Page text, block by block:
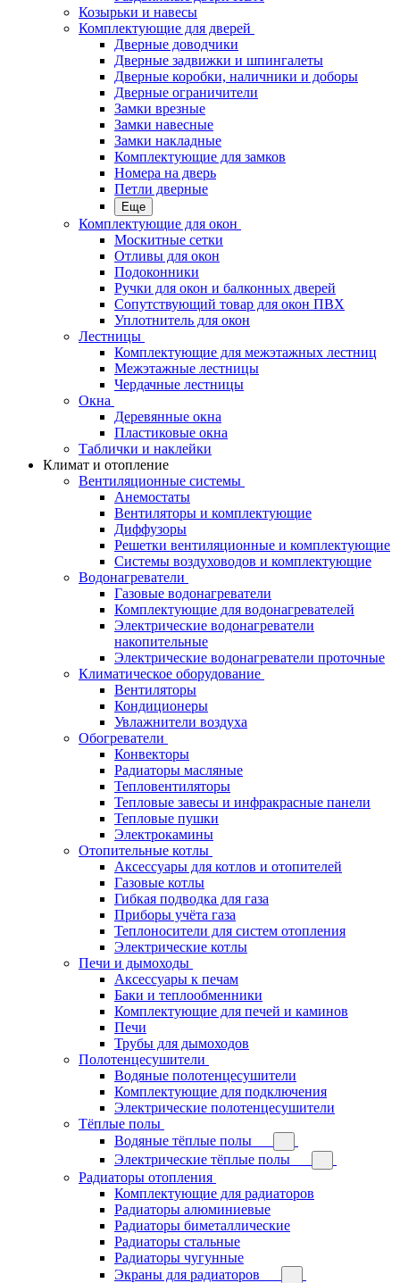
Козырьки и навесы
Комплектующие для дверей
Дверные доводчики
Дверные задвижки и шпингалеты
Дверные коробки, наличники и доборы
Дверные ограничители
Замки врезные
Замки навесные
Замки накладные
Комплектующие для замков
Номера на дверь
Петли дверные
Еще
Комплектующие для окон
Москитные сетки
Отливы для окон
Подоконники
Ручки для окон и балконных дверей
Сопутствующий товар для окон ПВХ
Уплотнитель для окон
Лестницы
Комплектующие для межэтажных лестниц
Межэтажные лестницы
Чердачные лестницы
Окна
Деревянные окна
Пластиковые окна
Таблички и наклейки
Климат и отопление
Вентиляционные системы
Анемостаты
Вентиляторы и комплектующие
Диффузоры
Решетки вентиляционные и комплектующие
Системы воздуховодов и комплектующие
Водонагреватели
Газовые водонагреватели
Комплектующие для водонагревателей
Электрические водонагреватели
накопительные
Электрические водонагреватели проточные
Климатическое оборудование
Вентиляторы
Кондиционеры
Увлажнители воздуха
Обогреватели
Конвекторы
Радиаторы масляные
Тепловентиляторы
Тепловые завесы и инфракрасные панели
Тепловые пушки
Электрокамины
Отопительные котлы
Аксессуары для котлов и отопителей
Газовые котлы
Гибкая подводка для газа
Приборы учёта газа
Теплоносители для систем отопления
Электрические котлы
Печи и дымоходы
Аксессуары к печам
Баки и теплообменники
Комплектующие для печей и каминов
Печи
Трубы для дымоходов
Полотенцесушители
Водяные полотенцесушители
Комплектующие для подключения
Электрические полотенцесушители
Тёплые полы
Водяные тёплые полы
Электрические тёплые полы
Радиаторы отопления
Комплектующие для радиаторов
Радиаторы алюминиевые
Радиаторы биметаллические
Радиаторы стальные
Радиаторы чугунные
Экраны для радиаторов